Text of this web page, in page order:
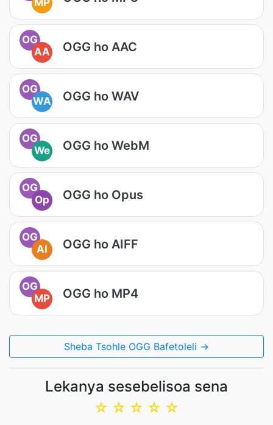
MP
OG
AA
OGG ho AAC
OG
WA
OGG ho WAV
OG
We
OGG ho WebM
OG
Op
OGG ho Opus
OG
AI
OGG ho AIFF
OG
MP
OGG ho MP4
Sheba Tsohle OGG Bafetoleli →
Lekanya sesebelisoa sena
☆
☆
☆
☆
☆